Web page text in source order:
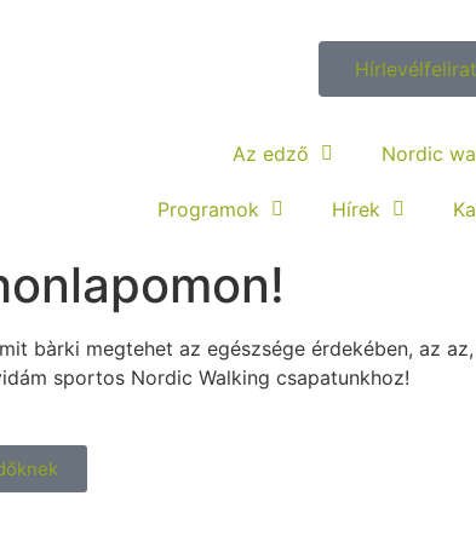
Az edző Nordic
Programok Hírek
bàrki megtehet az egészsége érdekében, az
sportos Nordic Walking csapatunkhoz!